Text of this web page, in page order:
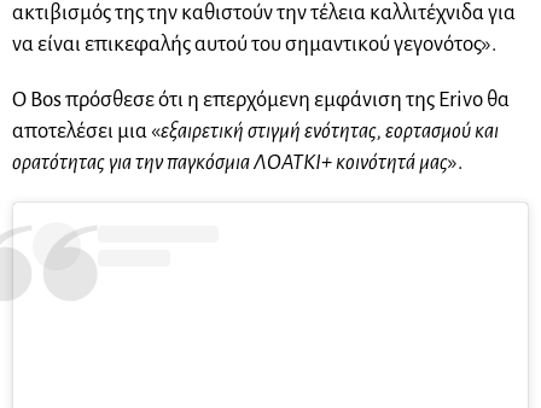
ακτιβισμός της την καθιστούν την τέλεια καλλιτέχνιδα για
να είναι επικεφαλής αυτού του σημαντικού γεγονότος».
Ο Bos πρόσθεσε ότι η επερχόμενη εμφάνιση της Erivo θα
αποτελέσει μια «εξαιρετική στιγμή ενότητας, εορτασμού και
ορατότητας για την παγκόσμια ΛΟΑΤΚΙ+ κοινότητά μας».